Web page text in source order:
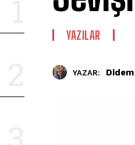
YAZILAR
YAZAR: